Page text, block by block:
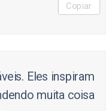
Copiar
Eles inspiram
muita coisa